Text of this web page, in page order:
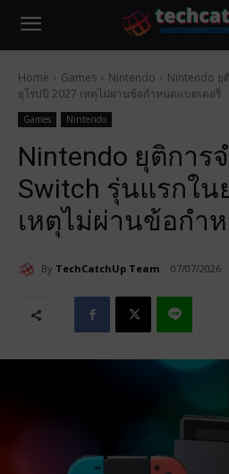
Home Games Nintendo
Nintendo ยุ
ยุโรปปี 2027 เหตุไม่ผ่านข้อกำหนดแบตเตอรี่
Games Nintendo
Nintendo ยุติการ
Switch รุ่นแรกใน
เหตุไม่ผ่านข้อกำ
By TechCatchUp Team 07/07/2026